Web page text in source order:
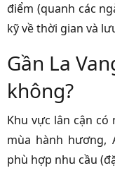
điểm (quanh các
kỹ về thời gian và
Gần La
không?
Khu vực lân cận
mùa hành hương,
phù hợp nhu cầu